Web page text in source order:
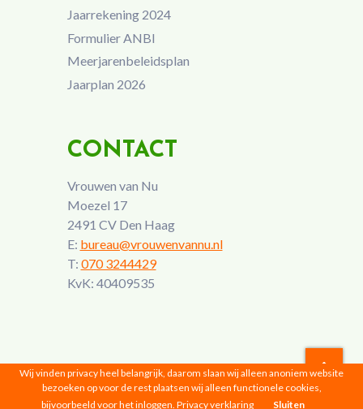
Jaarrekening 2024
Formulier ANBI
Meerjarenbeleidsplan
Jaarplan 2026
CONTACT
Vrouwen van Nu
Moezel 17
2491 CV Den Haag
E: bureau@vrouwenvannu.nl
T: 070 3244429
KvK: 40409535
Vrouwen van Nu © 2026 |Privacyverklaring
Wij vinden privacy heel belangrijk, daarom slaan wij alleen anoniem website
bezoeken op voor de rest plaatsen wij alleen functionele cookies,
bijvoorbeeld voor het inloggen. Privacy verklaring Sluiten